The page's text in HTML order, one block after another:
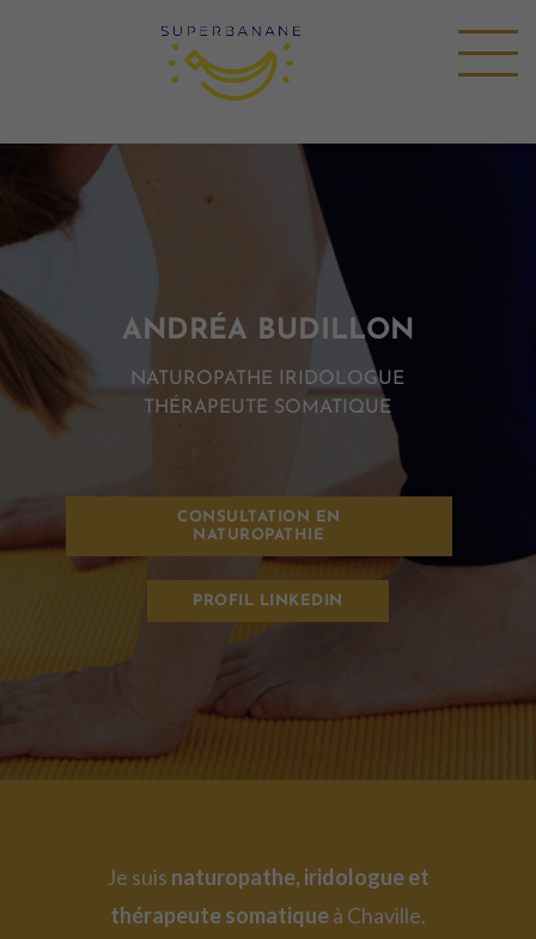
ANDRÉA BUDILLON
NATUROPATHE IRIDOLOGUE
THÉRAPEUTE SOMATIQUE
CONSULTATION EN
NATUROPATHIE
PROFIL LINKEDIN
Je suis naturopathe, iridologue et
thérapeute somatiqueà Chaville.